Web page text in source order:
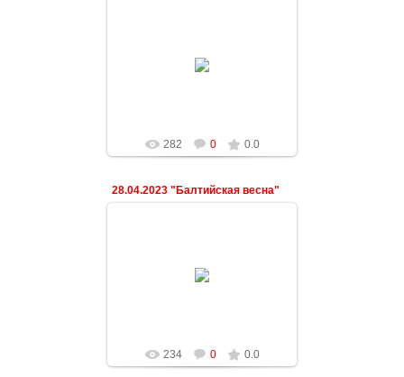
282 0 0.0
28.04.2023 "Балтийская весна"
234 0 0.0